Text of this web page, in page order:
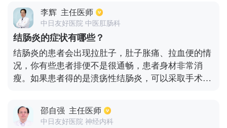
延。2.亚急性湿疹：急性湿疹炎症减轻后，皮损以小
丘疹、结痂和鳞屑为主，皮损为点状糜烂。3.慢性湿
疹：常因急性、亚急性湿疹反复发作而成，皮损炎症
减轻，皮疹增厚，苔藓样变，并伴有色素沉着或者色
素减退斑。
李辉 主任医师
中日友好医院 中医肛肠科
结肠炎的症状有哪些？
结肠炎的患者会出现拉肚子，肚子胀痛、拉血便的情
况，你有些患者排便不是很通畅，患者身材非常消
瘦。如果患者得的是溃疡性结肠炎，可以采取手术的
再听从医生的嘱咐，采取相应的治疗方式。
邵自强 主任医师
中日友好医院 神经内科